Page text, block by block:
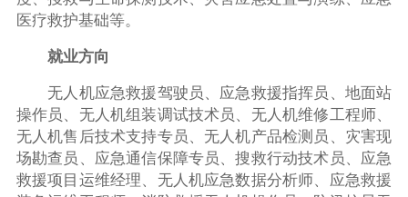
医疗救护基础等。
就业方向
无人机应急救援驾驶员、应急救援指挥员、地面站
操作员、无人机组装调试技术员、无人机维修工程师、
无人机售后技术支持专员、无人机产品检测员、灾害现
场勘查员、应急通信保障专员、搜救行动技术员、应急
救援项目运维经理、无人机应急数据分析师、应急救援